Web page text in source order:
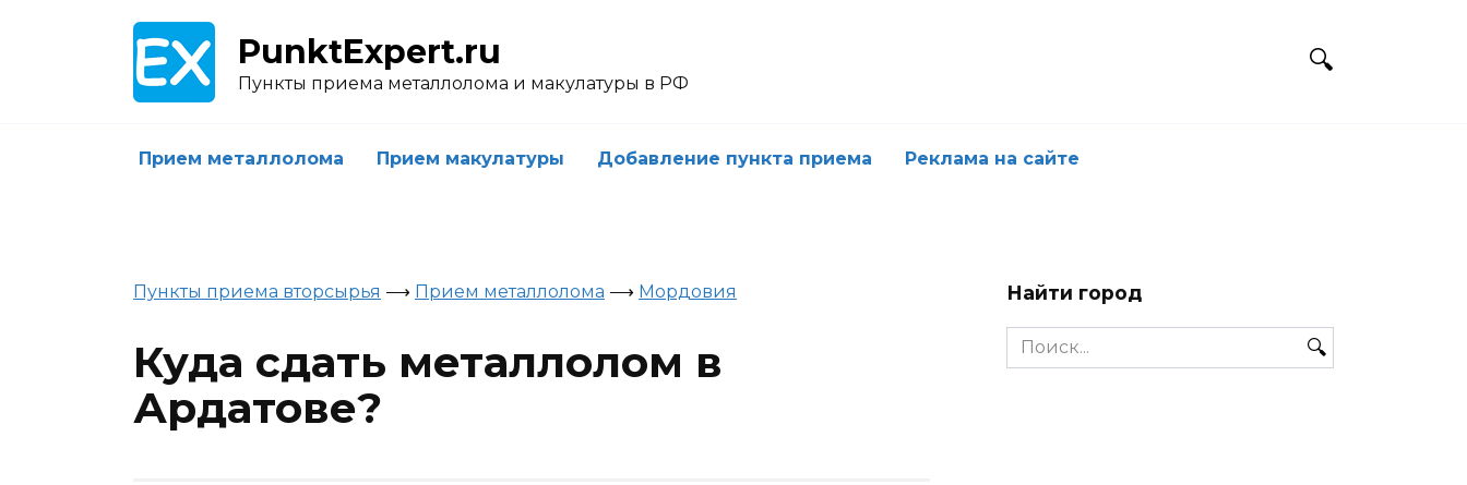
PunktExpert.ru
Пункты приема металлолома и макулатуры в РФ
Прием металлолома Прием макулатуры Добавление пункта приема Реклама на сайте
Пункты приема вторсырья ⟶ Прием металлолома ⟶ Мордовия
Куда сдать металлолом в
Ардатове?
Найти город
Search
for: